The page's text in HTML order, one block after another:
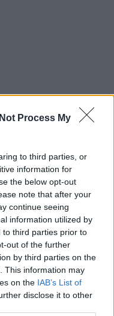
Process My
to third parties, or
information for
the below opt-out
note that after your
continue seeing
information utilized by
to third parties prior to
out of the further
by third parties on the
This information may
on the IAB’s List of
disclose it to other
Επόμενη
Star Press